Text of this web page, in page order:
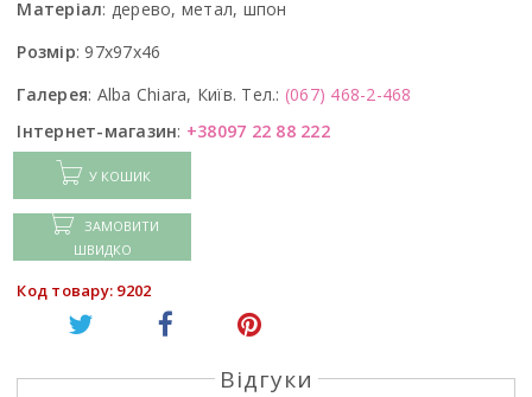
Матеріал: дерево, метал, шпон
Розмір: 97x97x46
Галерея: Alba Chiara, Київ. Тел.: (067) 468-2-468
Інтернет-магазин: +38097 22 88 222
У КОШИК
ЗАМОВИТИ
ШВИДКО
Код товару: 9202
Відгуки